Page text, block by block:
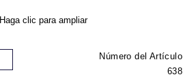
Haga clic para ampliar
Número del Artículo
638